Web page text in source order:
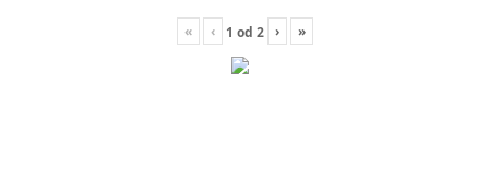
« ‹ 1 od 2 › »